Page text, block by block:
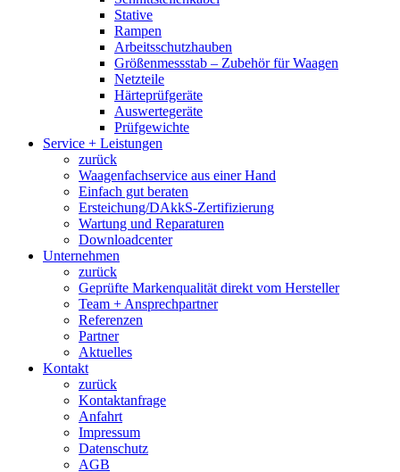
Stative
Rampen
Arbeitsschutzhauben
Größenmessstab – Zubehör für Waagen
Netzteile
Härteprüfgeräte
Auswertegeräte
Prüfgewichte
Service + Leistungen
zurück
Waagenfachservice aus einer Hand
Einfach gut beraten
Ersteichung/DAkkS-Zertifizierung
Wartung und Reparaturen
Downloadcenter
Unternehmen
zurück
Geprüfte Markenqualität direkt vom Hersteller
Team + Ansprechpartner
Referenzen
Partner
Aktuelles
Kontakt
zurück
Kontaktanfrage
Anfahrt
Impressum
Datenschutz
AGB